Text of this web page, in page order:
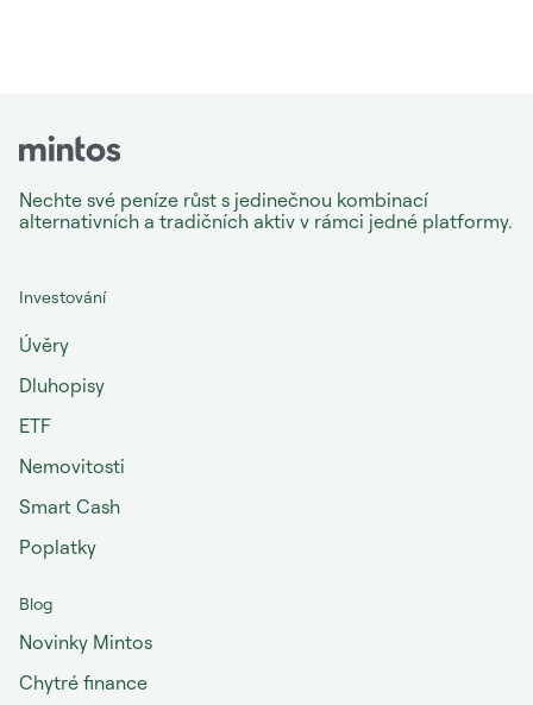
Nechte své peníze růst s jedinečnou kombinací
alternativních a tradičních aktiv v rámci jedné platformy.
Investování
Úvěry
Dluhopisy
ETF
Nemovitosti
Smart Cash
Poplatky
Blog
Novinky Mintos
Chytré finance